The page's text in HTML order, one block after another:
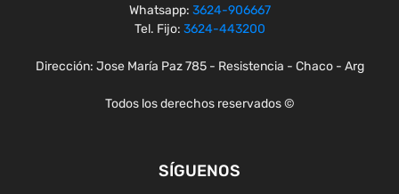
Whatsapp: 3624-906667
Tel. Fijo: 3624-443200
Dirección: Jose María Paz 785 - Resistencia - Chaco - Arg
Todos los derechos reservados ©
SÍGUENOS